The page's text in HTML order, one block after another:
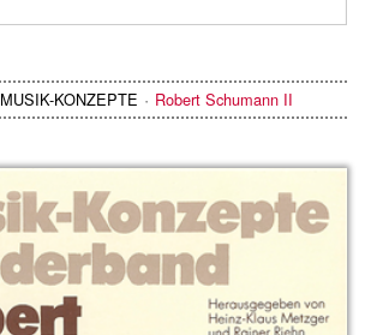
MUSIK-KONZEPTE Robert Schumann II